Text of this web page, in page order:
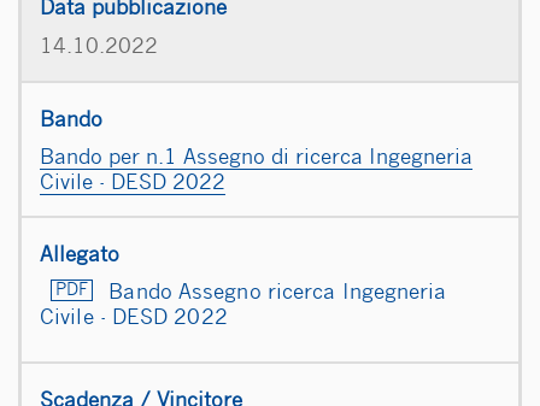
14.10.2022
Bando per n.1 Assegno di ricerca Ingegneria
Civile - DESD 2022
Bando Assegno ricerca Ingegneria
Civile - DESD 2022